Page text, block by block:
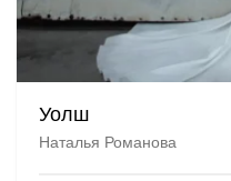
Уолш
Наталья Романова